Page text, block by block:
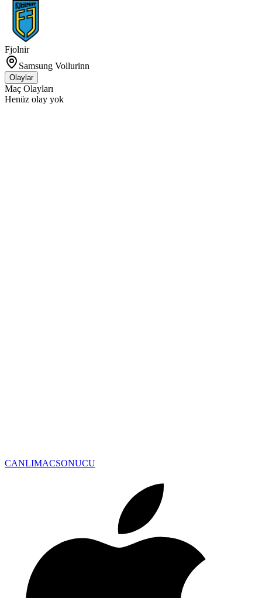
Fjolnir
Samsung Vollurinn
Olaylar
Maç Olayları
Henüz olay yok
CANLIMACSONUCU